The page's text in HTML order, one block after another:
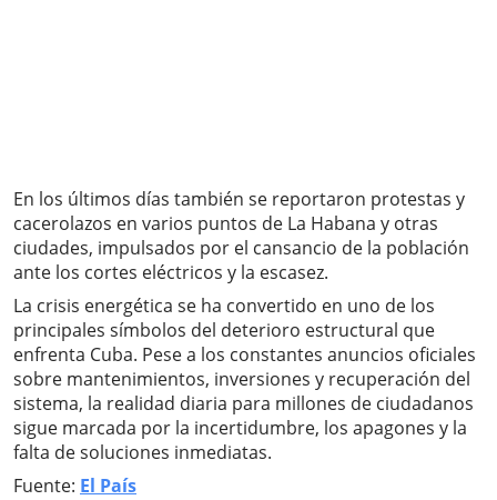
En los últimos días también se reportaron protestas y
cacerolazos en varios puntos de La Habana y otras
ciudades, impulsados por el cansancio de la población
ante los cortes eléctricos y la escasez.
La crisis energética se ha convertido en uno de los
principales símbolos del deterioro estructural que
enfrenta Cuba. Pese a los constantes anuncios oficiales
sobre mantenimientos, inversiones y recuperación del
sistema, la realidad diaria para millones de ciudadanos
sigue marcada por la incertidumbre, los apagones y la
falta de soluciones inmediatas.
Fuente: El País